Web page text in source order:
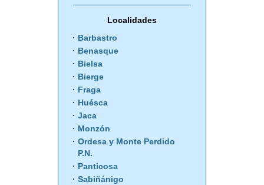
Localidades
Barbastro
Benasque
Bielsa
Bierge
Fraga
Huésca
Jaca
Monzón
Ordesa y Monte Perdido
P.N.
Panticosa
Sabiñánigo